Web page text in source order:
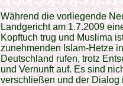
Während die vorliegende
Landgericht am 1.7.2009
Kopftuch trug und Muslima
zunehmenden Islam-Hetze
Deutschland rufen, trotz
und Vernunft auf. Es sind
verschließen und der Dialog